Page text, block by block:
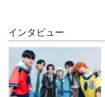
インタビュー